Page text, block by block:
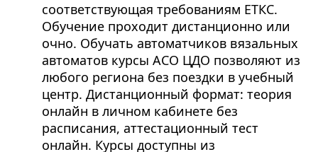
соответствующая требованиям ЕТКС.
Обучение проходит дистанционно или
очно. Обучать автоматчиков вязальных
автоматов курсы АСО ЦДО позволяют из
любого региона без поездки в учебный
центр. Дистанционный формат: теория
онлайн в личном кабинете без
расписания, аттестационный тест
онлайн. Курсы доступны из